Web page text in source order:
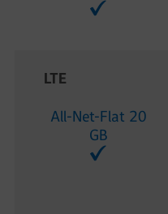
LTE
All-Net-Flat 20
GB